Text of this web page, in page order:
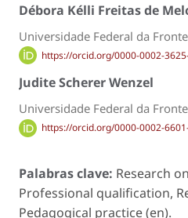
Débora Kélli Freitas de
Universidade Federal da
https://orcid.org/0000-0002-
Judite Scherer Wenzel
Universidade Federal da
https://orcid.org/0000-0002-
Palabras clave: Research
Professional qualification,
Pedagogical practice (en).